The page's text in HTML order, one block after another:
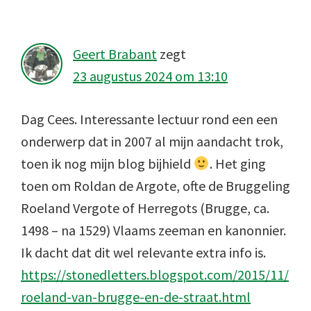
Geert Brabant zegt
23 augustus 2024 om 13:10
Dag Cees. Interessante lectuur rond een een
onderwerp dat in 2007 al mijn aandacht trok,
toen ik nog mijn blog bijhield
. Het ging
toen om Roldan de Argote, ofte de Bruggeling
Roeland Vergote of Herregots (Brugge, ca.
1498 – na 1529) Vlaams zeeman en kanonnier.
Ik dacht dat dit wel relevante extra info is.
https://stonedletters.blogspot.com/2015/11/
roeland-van-brugge-en-de-straat.html